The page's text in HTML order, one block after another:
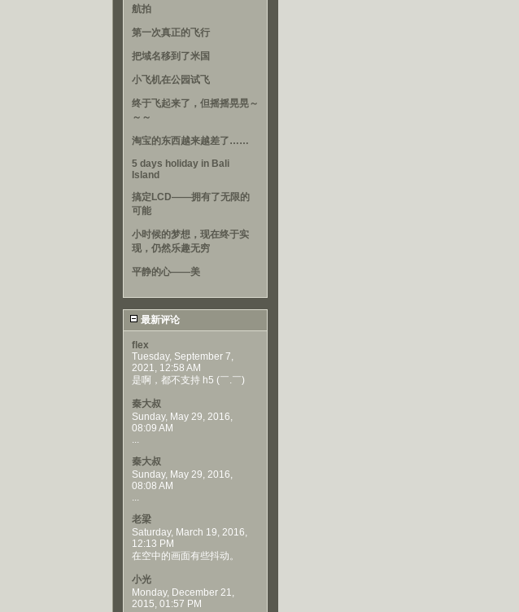
航拍
第一次真正的飞行
把域名移到了米国
小飞机在公园试飞
终于飞起来了，但摇摇晃晃～
～～
淘宝的东西越来越差了……
5 days holiday in Bali
Island
搞定LCD——拥有了无限的
可能
小时候的梦想，现在终于实
现，仍然乐趣无穷
平静的心——美
最新评论
flex
Tuesday, September 7,
2021, 12:58 AM
是啊，都不支持 h5 (￣.￣)
秦大叔
Sunday, May 29, 2016,
08:09 AM
...
秦大叔
Sunday, May 29, 2016,
08:08 AM
...
老梁
Saturday, March 19, 2016,
12:13 PM
在空中的画面有些抖动。
小光
Monday, December 21,
2015, 01:57 PM